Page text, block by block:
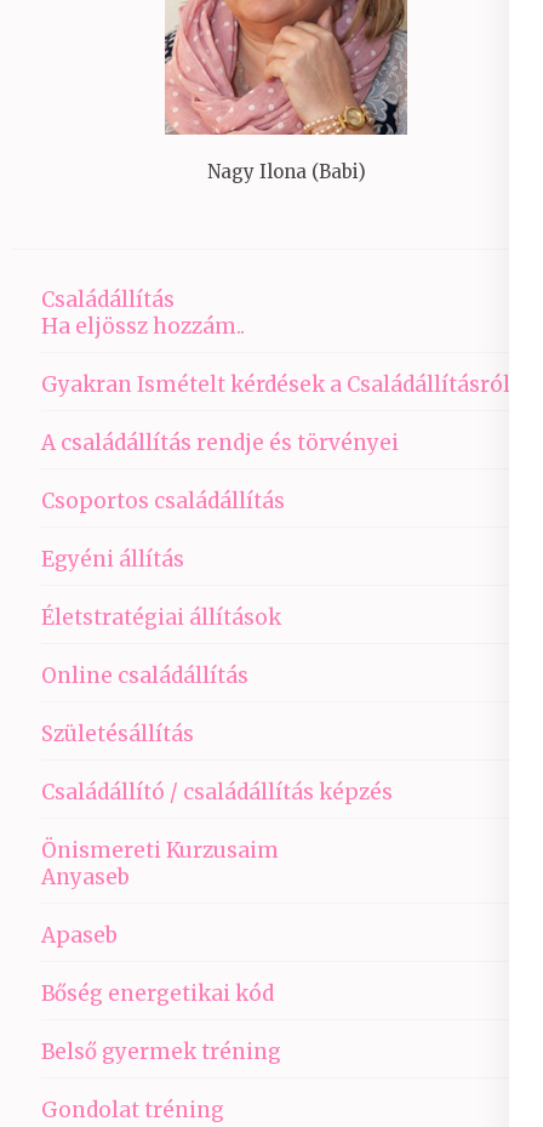
Nagy Ilona (Babi)
Családállítás
Ha eljössz hozzám..
Gyakran Ismételt kérdések a Családállításról
A családállítás rendje és törvényei
Csoportos családállítás
Egyéni állítás
Életstratégiai állítások
Online családállítás
Születésállítás
Családállító / családállítás képzés
Önismereti Kurzusaim
Anyaseb
Apaseb
Bőség energetikai kód
Belső gyermek tréning
Gondolat tréning